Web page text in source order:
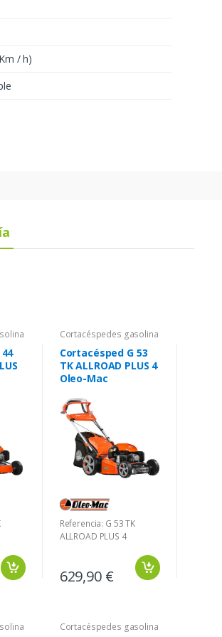
/ h)
Cortacéspedes gasolina
Cortacésped G 53
TK ALLROAD PLUS 4
Oleo-Mac
Referencia: G 53 TK
ALLROAD PLUS 4
629,90 €
Cortacéspedes gasolina